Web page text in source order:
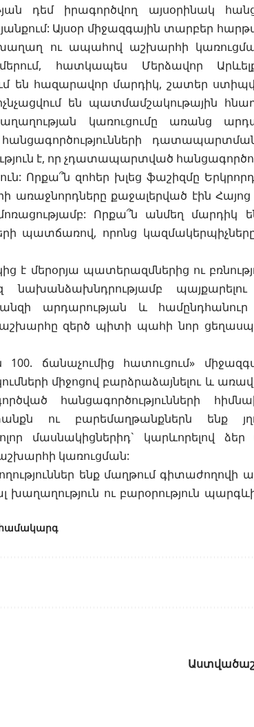
դեմ իրագործվող այսօրինակ
Այսօր միջազգային տարբեր
խաղաղ ու ապահով աշխարհի
հատկապես Մերձավոր
են հազարավոր մարդիկ, շատեր
են պատմամշակութային
կառուցումը առանց
է, որ չդատապարտված
Որքա՞ն զոհեր խլեց ֆաշիզմը
առաջնորդները քաջալերված էին
Որքա՞ն անմեղ մարդիկ
պատճառով, որոնց
է մերօրյա պատերազմներից ու
նախանձախնդրությամբ
արդարության և
զերծ պիտի պահի նոր
100. ճանաչումից հատուցում»
միջոցով բարձրաձայնելու և
հանցագործությունների
ու բարեմաղթանքներն ենք
մասնակիցներիդ` կարևորելով ձեր
կառուցման:
ենք մաղթում
խաղաղություն ու բարօրություն